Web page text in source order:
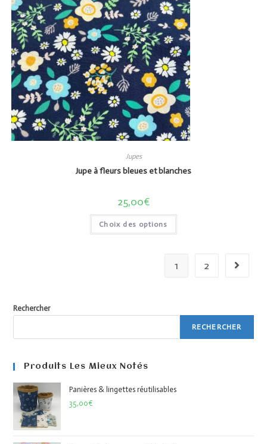
Jupes
Jupe à fleurs bleues et blanches
25,00€
Choix des options
1 2
Rechercher
RECHERCHER
Produits Les Mieux Notés
Panières & lingettes réutilisables
35,00€